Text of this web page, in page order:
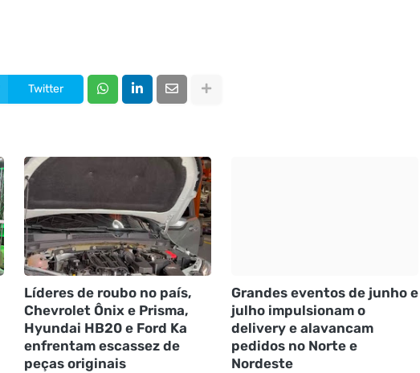
Twitter
Líderes de roubo no país,
Chevrolet Ônix e Prisma,
Hyundai HB20 e Ford Ka
enfrentam escassez de
peças originais
Grandes eventos de junho e
julho impulsionam o
delivery e alavancam
pedidos no Norte e
Nordeste